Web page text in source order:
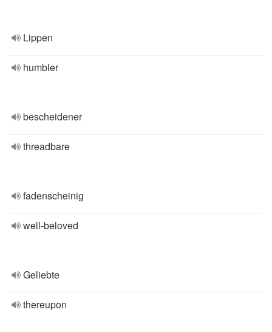
Lippen
humbler
bescheidener
threadbare
fadenscheinig
well-beloved
Geliebte
thereupon